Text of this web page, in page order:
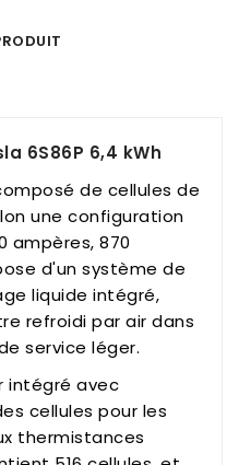
6S86P 6,4 kWh
de cellules de
une configuration
ampères, 870
d'un système de
liquide intégré,
refroidi par air dans
service léger.
intégré avec
cellules pour les
thermistances